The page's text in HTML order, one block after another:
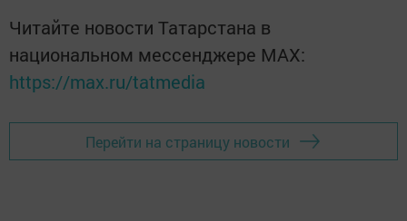
Читайте новости Татарстана в
национальном мессенджере MАХ:
https://max.ru/tatmedia
Перейти на страницу новости